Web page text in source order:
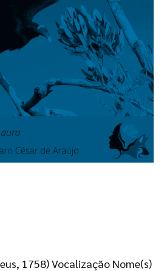
1758) Vocalização Nome(s)